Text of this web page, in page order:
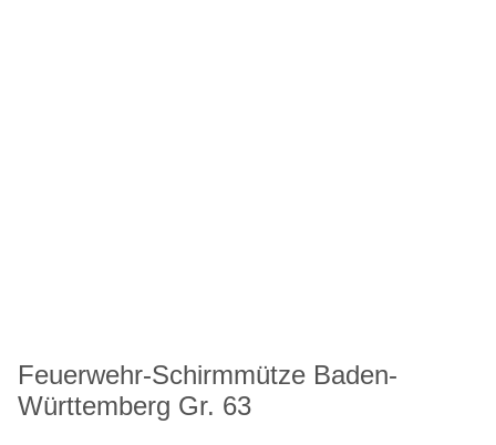
Feuerwehr-Schirmmütze Baden-
Württemberg Gr. 63